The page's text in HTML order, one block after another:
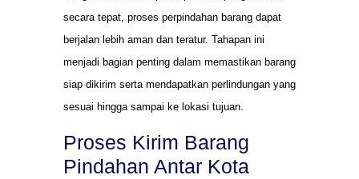
secara tepat, proses perpindahan barang dapat
berjalan lebih aman dan teratur. Tahapan ini
menjadi bagian penting dalam memastikan barang
siap dikirim serta mendapatkan perlindungan yang
sesuai hingga sampai ke lokasi tujuan.
Proses Kirim Barang
Pindahan Antar Kota